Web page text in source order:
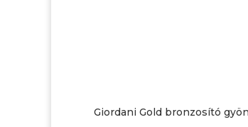
Giordani Gold bronzosító